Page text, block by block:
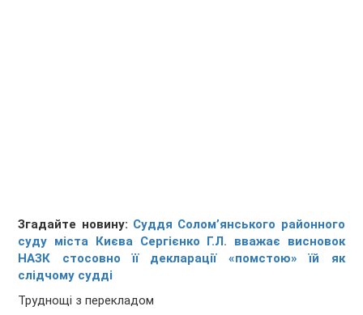
Згадайте новину: Суддя Солом’янського районного
суду міста Києва Сергієнко Г.Л. вважає висновок
НАЗК стосовно її декларації «помстою» їй як
слідчому судді
Труднощі з перекладом